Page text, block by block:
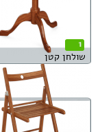
1
שולחן קטן